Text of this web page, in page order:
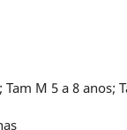
Tam M 5 a 8 anos;